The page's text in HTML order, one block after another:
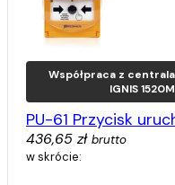
Współpraca z
IGNIS
PU-61 Przycisk
436,65 zł brutto
w skrócie: